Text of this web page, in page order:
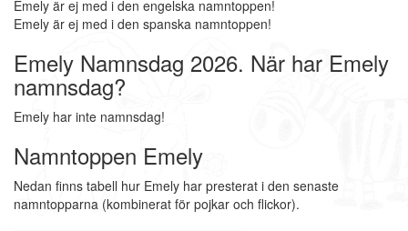
Emely är ej med i den engelska namntoppen!
Emely är ej med i den spanska namntoppen!
Emely Namnsdag 2026. När har Emely
namnsdag?
Emely har inte namnsdag!
Namntoppen Emely
Nedan finns tabell hur Emely har presterat i den senaste
namntopparna (kombinerat för pojkar och flickor).